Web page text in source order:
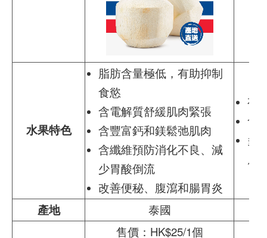
水果特色
脂肪含量極低，有助抑制
食慾
含電解質舒緩肌肉緊張
含豐富鈣和鎂鬆弛肌肉
含纖維預防消化不良、減
少胃酸倒流
改善便秘、腹瀉和腸胃炎
有
含
多
皮
產地
泰國
售價：HK$25/1個